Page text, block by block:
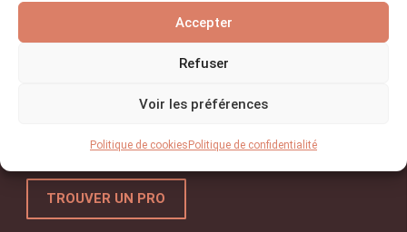
Accepter
Refuser
Voir les préférences
Politique de cookies Politique de confidentialité
OUI ARTISAN
Trouvez l’artisan de
TROUVER UN PRO